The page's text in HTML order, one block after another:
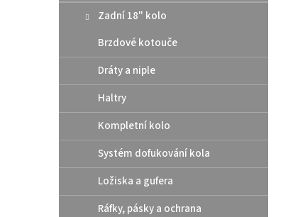
Zadní 18" kolo
Brzdové kotouče
Dráty a niple
Haltry
Kompletní kolo
Systém dofukování kola
Ložiska a gufera
Ráfky, pásky a ochrana